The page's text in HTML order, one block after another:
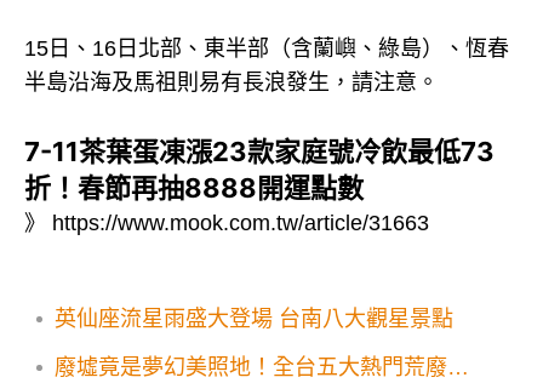
15日、16日北部、東半部（含蘭嶼、綠島）、恆春
半島沿海及馬祖則易有長浪發生，請注意。
7-11茶葉蛋凍漲23款家庭號冷飲最低73
折！春節再抽8888開運點數
》 https://www.mook.com.tw/article/31663
英仙座流星雨盛大登場 台南八大觀星景點
廢墟竟是夢幻美照地！全台五大熱門荒廢名